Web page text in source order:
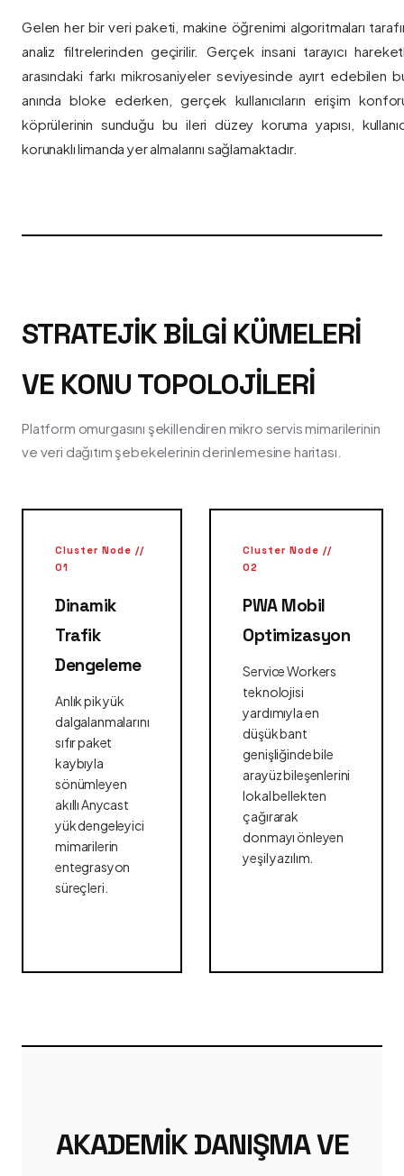
Gelen her bir veri paketi, makine öğrenimi algoritmaları
analiz filtrelerinden geçirilir. Gerçek insani tarayıcı
arasındaki farkı mikrosaniyeler seviyesinde ayırt edebilen
anında bloke ederken, gerçek kullanıcıların erişim
köprülerinin sunduğu bu ileri düzey koruma yapısı,
korunaklı limanda yer almalarını sağlamaktadır.
STRATEJIK BILGI KÜMELERI
VE KONU TOPOLOJILERI
Platform omurgasını şekillendiren mikro servis mimarilerinin
ve veri dağıtım şebekelerinin derinlemesine haritası.
Cluster Node //
01
Dinamik
Trafik
Dengeleme
Anlık pik yük
dalgalanmalarını
sıfır paket
kaybıyla
sönümleyen
akıllı Anycast
yük dengeleyici
mimarilerin
entegrasyon
süreçleri.
Cluster Node //
02
PWA Mobil
Optimizasyon
Service Workers
teknolojisi
yardımıyla en
düşük bant
genişliğinde bile
arayüz bileşenlerini
lokal bellekten
çağırarak
donmayı önleyen
yeşil yazılım.
AKADEMIK DANIŞMA VE